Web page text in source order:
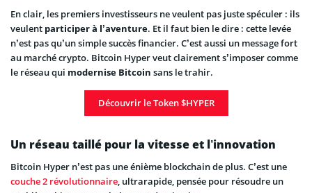
En clair, les premiers investisseurs ne veulent pas juste spéculer : ils
veulent participer à l’aventure. Et il faut bien le dire : cette levée
n’est pas qu’un simple succès financier. C’est aussi un message fort
au marché crypto. Bitcoin Hyper veut clairement s’imposer comme
le réseau qui modernise Bitcoin sans le trahir.
Découvrir le Token $HYPER
Un réseau taillé pour la vitesse et l’innovation
Bitcoin Hyper n’est pas une énième blockchain de plus. C’est une
couche 2 révolutionnaire, ultrarapide, pensée pour résoudre un